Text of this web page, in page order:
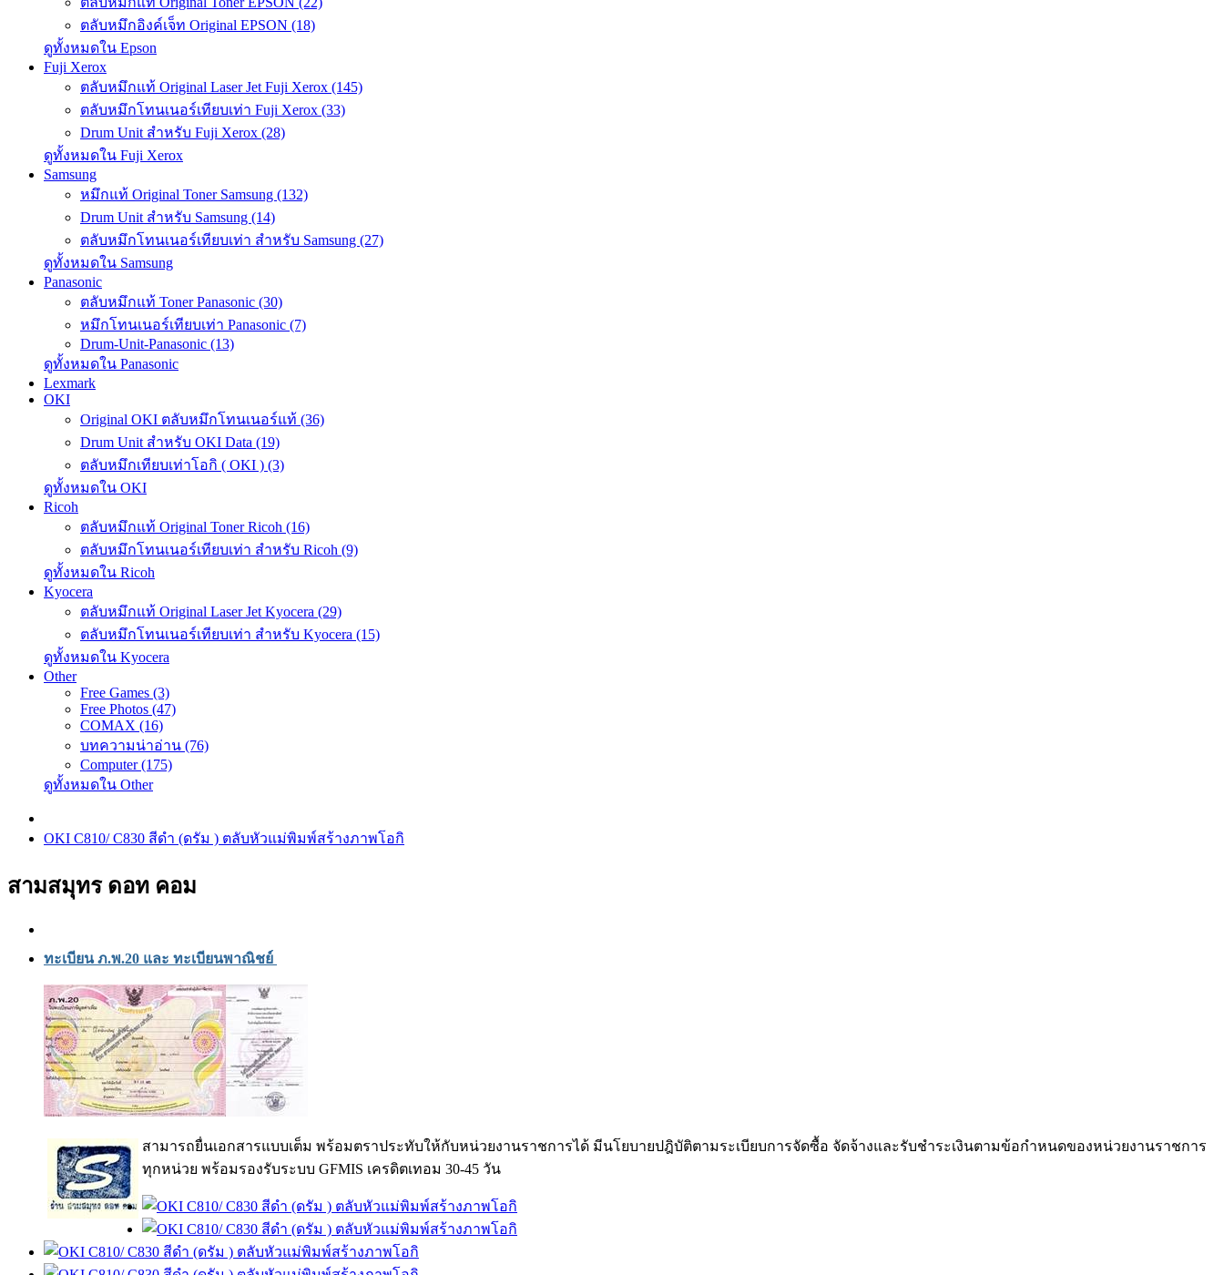
ตลับหมึกอิงค์เจ็ท Original EPSON (18)
ดูทั้งหมดใน Epson
Fuji Xerox
ตลับหมึกแท้ Original Laser Jet Fuji Xerox (145)
ตลับหมึกโทนเนอร์เทียบเท่า Fuji Xerox (33)
Drum Unit สำหรับ Fuji Xerox (28)
ดูทั้งหมดใน Fuji Xerox
Samsung
หมึกแท้ Original Toner Samsung (132)
Drum Unit สำหรับ Samsung (14)
ตลับหมึกโทนเนอร์เทียบเท่า สำหรับ Samsung (27)
ดูทั้งหมดใน Samsung
Panasonic
ตลับหมึกแท้ Toner Panasonic (30)
หมึกโทนเนอร์เทียบเท่า Panasonic (7)
Drum-Unit-Panasonic (13)
ดูทั้งหมดใน Panasonic
Lexmark
OKI
Original OKI ตลับหมึกโทนเนอร์แท้ (36)
Drum Unit สำหรับ OKI Data (19)
ตลับหมึกเทียบเท่าโอกิ ( OKI ) (3)
ดูทั้งหมดใน OKI
Ricoh
ตลับหมึกแท้ Original Toner Ricoh (16)
ตลับหมึกโทนเนอร์เทียบเท่า สำหรับ Ricoh (9)
ดูทั้งหมดใน Ricoh
Kyocera
ตลับหมึกแท้ Original Laser Jet Kyocera (29)
ตลับหมึกโทนเนอร์เทียบเท่า สำหรับ Kyocera (15)
ดูทั้งหมดใน Kyocera
Other
Free Games (3)
Free Photos (47)
COMAX (16)
บทความน่าอ่าน (76)
Computer (175)
ดูทั้งหมดใน Other
OKI C810/ C830 สีดำ (ดรัม ) ตลับหัวแม่พิมพ์สร้างภาพโอกิ
สามสมุทร ดอท คอม
ทะเบียน ภ.พ.20 และ ทะเบียนพาณิชย์
สามารถยื่นเอกสารแบบเต็ม พร้อมตราประทับให้กับหน่วยงานราชการได้ มีนโยบายปฎิบัติตามระเบียบการจัดซื้อ จัดจ้างและรับชำระเงินตามข้อกำหนดของหน่วยงานราชการ
ทุกหน่วย พร้อมรองรับระบบ GFMIS เครดิตเทอม 30-45 วัน